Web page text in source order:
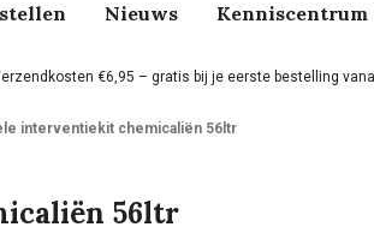
Nieuws Kenniscentrum
€6,95 – gratis bij je eerste bestelling
interventiekit chemicaliën 56ltr
56ltr